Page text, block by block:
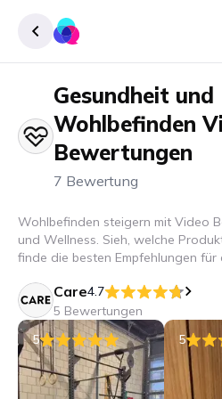
Gesundheit und
Wohlbefinden
Bewertungen
7 Bewertung
Wohlbefinden steigern mit Video
und Wellness. Sieh, welche
finde die besten Empfehlungen für
Care4.7
5 Bewertungen
5
5